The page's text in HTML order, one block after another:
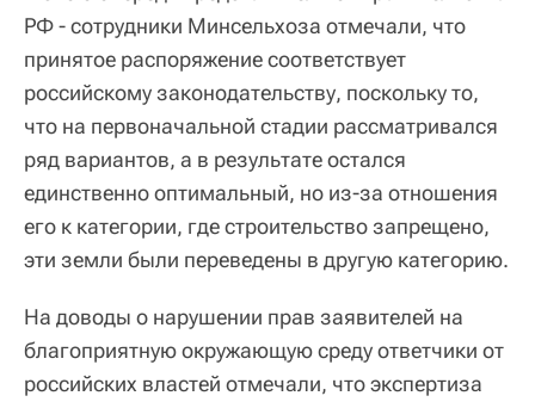
РФ - сотрудники Минсельхоза отмечали, что
принятое распоряжение соответствует
российскому законодательству, поскольку то,
что на первоначальной стадии рассматривался
ряд вариантов, а в результате остался
единственно оптимальный, но из-за отношения
его к категории, где строительство запрещено,
эти земли были переведены в другую категорию.
На доводы о нарушении прав заявителей на
благоприятную окружающую среду ответчики от
российских властей отмечали, что экспертиза